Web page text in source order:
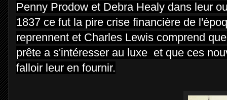
Penny Prodow et Debra Healy dans leur
1837 ce fut la pire crise financière de
reprennent et Charles Lewis comprend
prête a s'intéresser au luxe et que ces
falloir leur en fournir.